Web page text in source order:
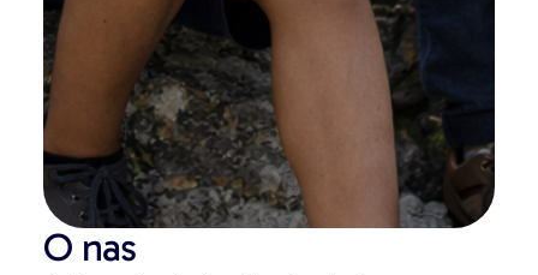
O nas